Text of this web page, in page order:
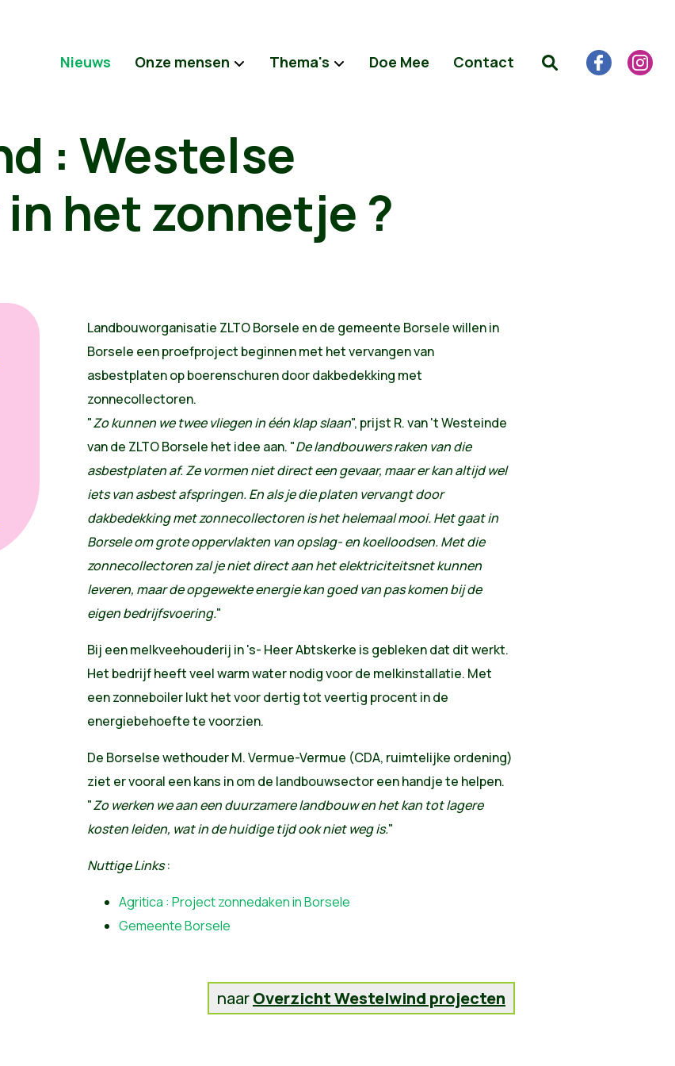
Nieuws Onze mensen Thema's Doe Mee Contact
: Westelse
het zonnetje ?
Landbouworganisatie ZLTO Borsele en de gemeente Borsele willen in
Borsele een proefproject beginnen met het vervangen van
asbestplaten op boerenschuren door dakbedekking met
zonnecollectoren.
"Zo kunnen we twee vliegen in één klap slaan", prijst R. van 't Westeinde
van de ZLTO Borsele het idee aan. "De landbouwers raken van die
asbestplaten af. Ze vormen niet direct een gevaar, maar er kan altijd wel
iets van asbest afspringen. En als je die platen vervangt door
dakbedekking met zonnecollectoren is het helemaal mooi. Het gaat in
Borsele om grote oppervlakten van opslag- en koelloodsen. Met die
zonnecollectoren zal je niet direct aan het elektriciteitsnet kunnen
leveren, maar de opgewekte energie kan goed van pas komen bij de
eigen bedrijfsvoering."
Bij een melkveehouderij in 's- Heer Abtskerke is gebleken dat dit werkt.
Het bedrijf heeft veel warm water nodig voor de melkinstallatie. Met
een zonneboiler lukt het voor dertig tot veertig procent in de
energiebehoefte te voorzien.
De Borselse wethouder M. Vermue-Vermue (CDA, ruimtelijke ordening)
ziet er vooral een kans in om de landbouwsector een handje te helpen.
"Zo werken we aan een duurzamere landbouw en het kan tot lagere
kosten leiden, wat in de huidige tijd ook niet weg is."
Nuttige Links:
Agritica : Project zonnedaken in Borsele
Gemeente Borsele
naarOverzicht Westelwind projecten